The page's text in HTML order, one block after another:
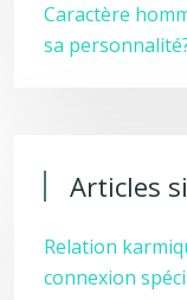
Caractère
sa
Articles
Relation
connexion